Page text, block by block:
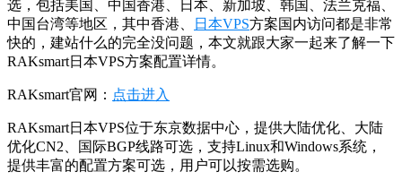
选，包括美国、中国香港、日本、新加坡、韩国、法兰克福、
中国台湾等地区，其中香港、
日本VPS方案国内访问都是非常
快的，建站什么的完全没问题，本文就跟大家一起来了解一下
RAKsmart日本VPS方案配置详情。
RAKsmart官网： 点击进入
RAKsmart日本VPS位于东京数据中心，提供大陆优化、大陆
优化CN2、国际BGP线路可选，支持Linux和Windows系统，
提供丰富的配置方案可选，用户可以按需选购。